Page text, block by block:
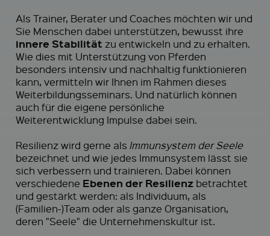
Als Trainer, Berater und Coaches möchten wir und
Sie Menschen dabei unterstützen, bewusst ihre
innere Stabilität zu entwickeln und zu erhalten.
Wie dies mit Unterstützung von Pferden
besonders intensiv und nachhaltig funktionieren
kann, vermitteln wir Ihnen im Rahmen dieses
Weiterbildungsseminars. Und natürlich können
auch für die eigene persönliche
Weiterentwicklung Impulse dabei sein.
Resilienz wird gerne als Immunsystem der Seele
bezeichnet und wie jedes Immunsystem lässt sie
sich verbessern und trainieren. Dabei können
verschiedene Ebenen der Resilienz betrachtet
und gestärkt werden: als Individuum, als
(Familien-)Team oder als ganze Organisation,
deren "Seele" die Unternehmenskultur ist.